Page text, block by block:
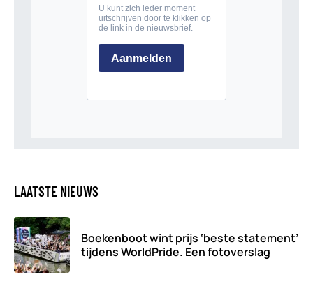
LAATSTE NIEUWS
Boekenboot wint prijs ‘beste statement’
tijdens WorldPride. Een fotoverslag